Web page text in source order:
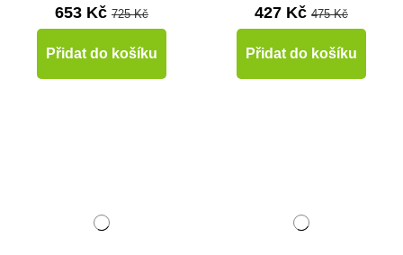
653 Kč 725 Kč
Přidat do košíku
427 Kč 475 Kč
Přidat do košíku